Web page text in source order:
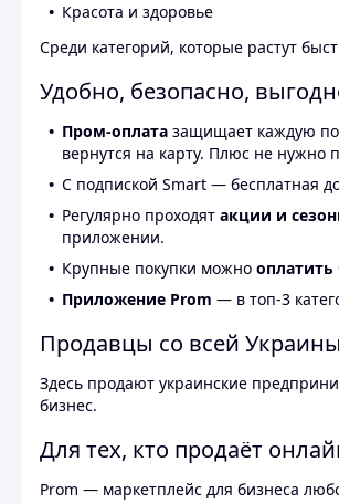
Красота и здоровье
Среди категорий, которые растут
Удобно, безопасно,
Пром-оплата защищает каждую
вернутся на карту. Плюс не
С подпиской Smart — бесплатная
Регулярно проходят акции и
приложении.
Крупные покупки можно оплатить
Приложение Prom — в топ-3
Продавцы со всей Украины
Здесь продают украинские
бизнес.
Для тех, кто продаёт
Prom — маркетплейс для бизнеса